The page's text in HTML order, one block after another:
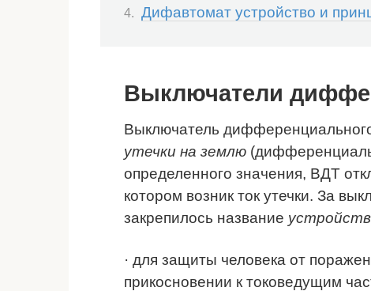
Дифавтомат устройство и
Выключатели
Выключатель
утечки на землю
определенного значения, ВДТ
котором возник ток утечки. За
закрепилось название
· для защиты человека от
прикосновении к токоведущим